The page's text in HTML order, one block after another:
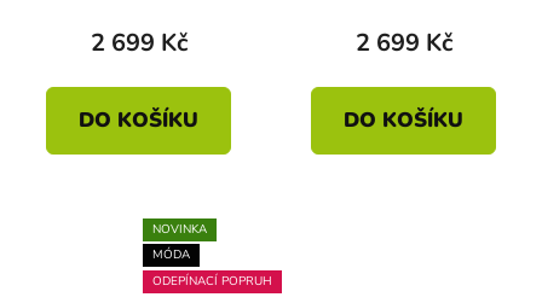
2 699 Kč
DO KOŠÍKU
2 699 Kč
DO KOŠÍKU
NOVINKA
MÓDA
ODEPÍNACÍ POPRUH